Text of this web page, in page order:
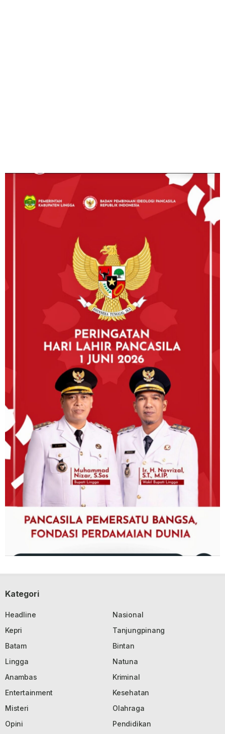
Kategori
Headline
Nasional
Kepri
Tanjungpinang
Batam
Bintan
Lingga
Natuna
Anambas
Kriminal
Entertainment
Kesehatan
Misteri
Olahraga
Opini
Pendidikan